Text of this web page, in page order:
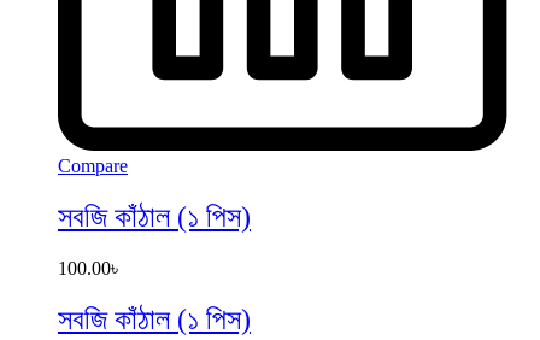
Compare
সবজি কাঁঠাল (১ পিস)
100.00৳
সবজি কাঁঠাল (১ পিস)